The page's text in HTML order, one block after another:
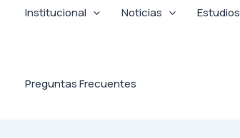
Institucional Noticias Estudios
Preguntas Frecuentes